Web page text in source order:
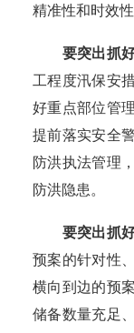
精准性和时效性
要突出抓
工程度汛保安
好重点部位管
提前落实安全
防洪执法管理
防洪隐患。
要突出抓
预案的针对性
横向到边的预
储备数量充足